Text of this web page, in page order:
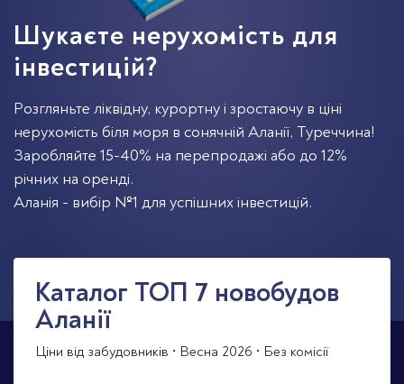
Шукаєте нерухомість для
інвестицій?
Розгляньте ліквідну, курортну і зростаючу в ціні
нерухомість біля моря в сонячній Аланії, Туреччина!
Заробляйте 15-40% на перепродажі або до 12%
річних на оренді.
Аланія - вибір №1 для успішних інвестицій.
Каталог TOП 7 новобудов
Аланії
Ціни від забудовників • Весна 2026 • Без комісії